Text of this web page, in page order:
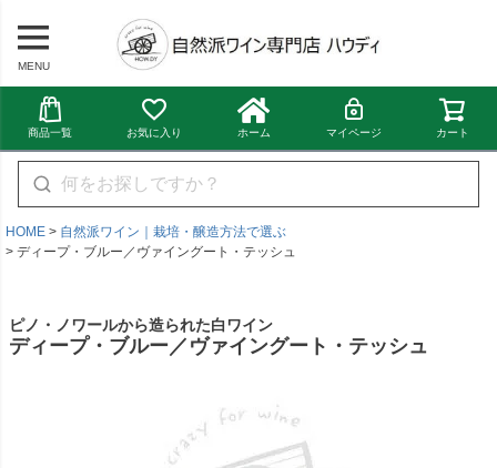
MENU
商品一覧 お気に入り ホーム マイページ カート
HOME
自然派ワイン｜栽培・醸造方法で選ぶ
ディープ・ブルー／ヴァイングート・テッシュ
ピノ・ノワールから造られた白ワイン
ディープ・ブルー／ヴァイングート・テッシュ